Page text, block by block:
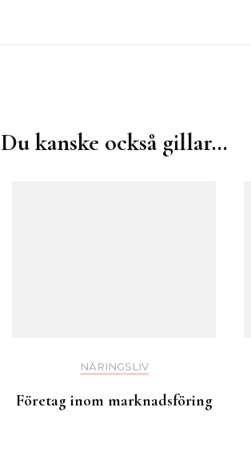
Du kanske också gillar…
NÄRINGSLIV
Företag inom marknadsföring